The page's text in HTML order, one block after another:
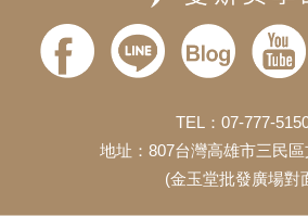
TEL：07-777-
地址：807台灣高雄市三民
(金玉堂批發廣場對